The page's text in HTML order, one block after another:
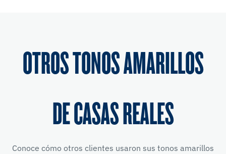
OTROS TONOS AMARILLOS
DE CASAS REALES
Conoce cómo otros clientes usaron sus tonos amarillos